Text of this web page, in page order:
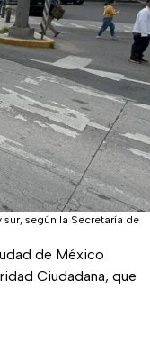
según la Secretaría de
de México
Ciudadana, que